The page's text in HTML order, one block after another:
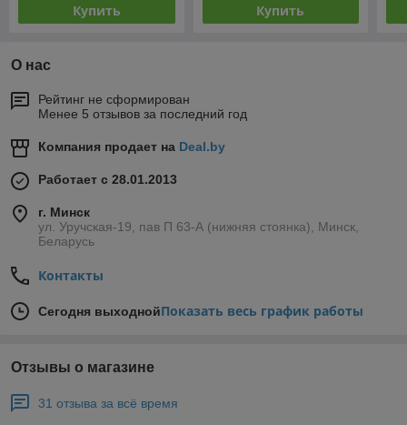
Купить Купить
О нас
Рейтинг не сформирован
Менее 5 отзывов за последний год
Компания продает на Deal.by
Работает с 28.01.2013
г. Минск
ул. Уручская-19, пав П 63-А (нижняя стоянка), Минск,
Беларусь
Контакты
Сегодня выходнойПоказать весь график работы
Отзывы о магазине
31 отзыва за всё время